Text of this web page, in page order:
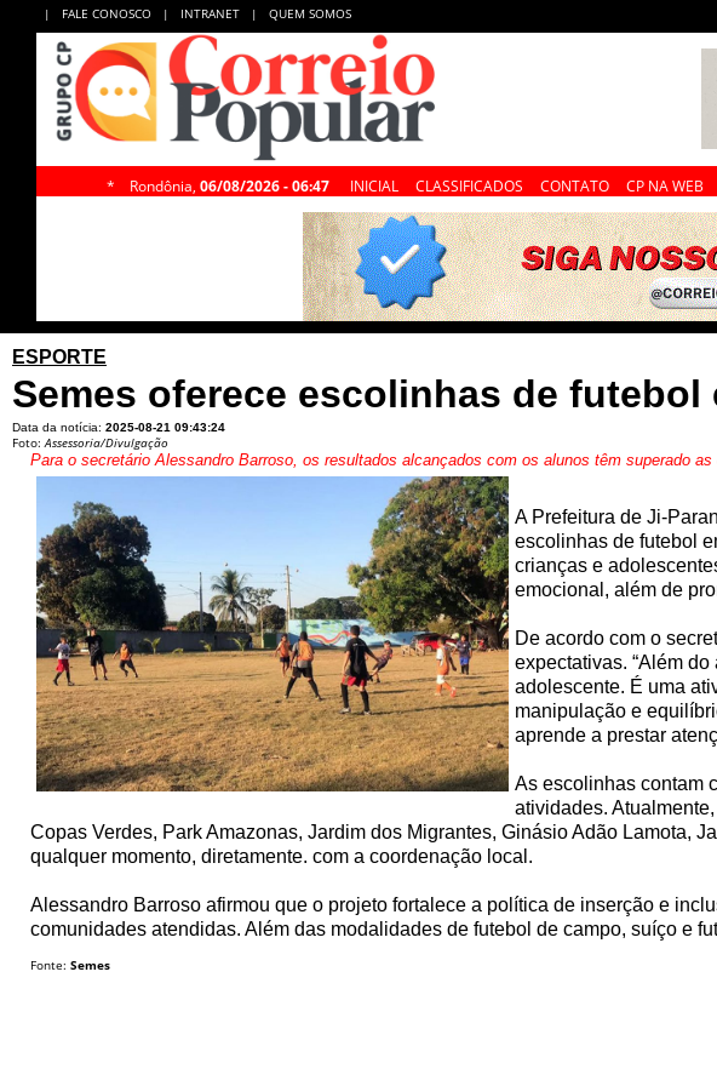
| FALE CONOSCO | INTRANET | QUEM SOMOS
* Rondônia, 06/08/2026 - 06:47 INICIAL CLASSIFICADOS CONTATO CP NA WEB
ESPORTE
Semes oferece escolinhas de futebol
Data da notícia: 2025-08-21 09:43:24
Foto:Assessoria/Divulgação
Para o secretário Alessandro Barroso, os resultados alcançados com os alunos têm superado
A Prefeitura de Ji-
escolinhas de futebol
crianças e
emocional, além de
De acordo com o
expectativas. “Além
adolescente. É uma
manipulação e
aprende a prestar
As escolinhas contam
atividades.
Copas Verdes, Park Amazonas, Jardim dos Migrantes, Ginásio Adão Lamota,
qualquer momento, diretamente. com a coordenação local.
Alessandro Barroso afirmou que o projeto fortalece a política de inserção e
comunidades atendidas. Além das modalidades de futebol de campo, suíço e
Fonte: Semes